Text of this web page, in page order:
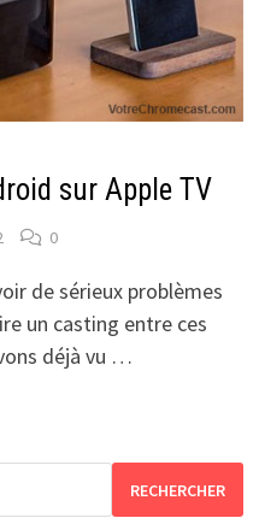
sur Apple TV
0
de sérieux problèmes
un casting entre ces
déjà vu …
RECHERCHER